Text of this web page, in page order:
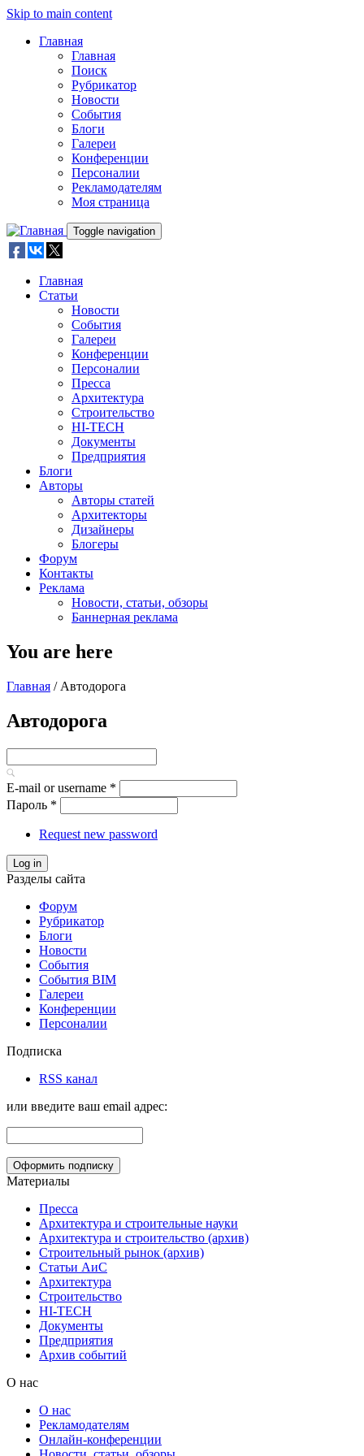
Skip to main content
Главная
Главная
Поиск
Рубрикатор
Новости
События
Блоги
Галереи
Конференции
Персоналии
Рекламодателям
Моя страница
Toggle navigation
Главная
Статьи
Новости
События
Галереи
Конференции
Персоналии
Пресса
Архитектура
Строительство
HI-TECH
Документы
Предприятия
Блоги
Авторы
Авторы статей
Архитекторы
Дизайнеры
Блогеры
Форум
Контакты
Реклама
Новости, статьи, обзоры
Баннерная реклама
You are here
Главная / Автодорога
Автодорога
E-mail or username *
Пароль *
Request new password
Log in
Разделы сайта
Форум
Рубрикатор
Блоги
Новости
События
События BIM
Галереи
Конференции
Персоналии
Подписка
RSS канал
или введите ваш email адрес:
Материалы
Пресса
Архитектура и строительные науки
Архитектура и строительство (архив)
Строительный рынок (архив)
Статьи АиС
Архитектура
Строительство
HI-TECH
Документы
Предприятия
Архив событий
О нас
О нас
Рекламодателям
Онлайн-конференции